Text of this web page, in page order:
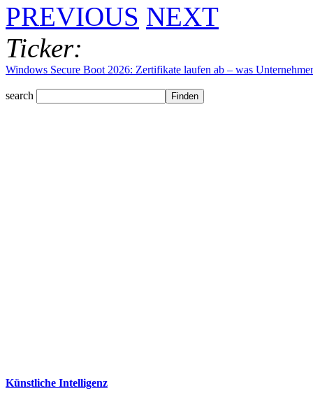
PREVIOUS NEXT
Ticker:
Windows Secure Boot 2026: Zertifikate laufen ab – was
search
DynamischeHomepages